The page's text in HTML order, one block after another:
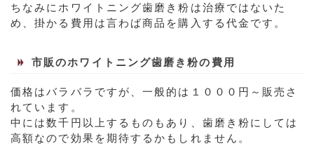
ちなみにホワイトニング歯磨き粉は治療ではないた
め、掛かる費用は言わば商品を購入する代金です。
市販のホワイトニング歯磨き粉の費用
価格はバラバラですが、一般的は１０００円～販売さ
れています。
中には数千円以上するものもあり、歯磨き粉にしては
高額なので効果を期待するかもしれません。